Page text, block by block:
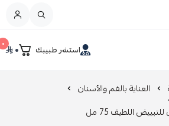
استشر طبيبك ٠ ٠
العناية بالفم والأسنان
اللطيف 75 مل